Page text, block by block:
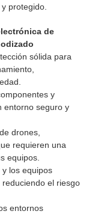
protegido.
de
sólida para
y
entorno seguro y
drones,
requieren una
equipos.
los equipos
el riesgo
entornos